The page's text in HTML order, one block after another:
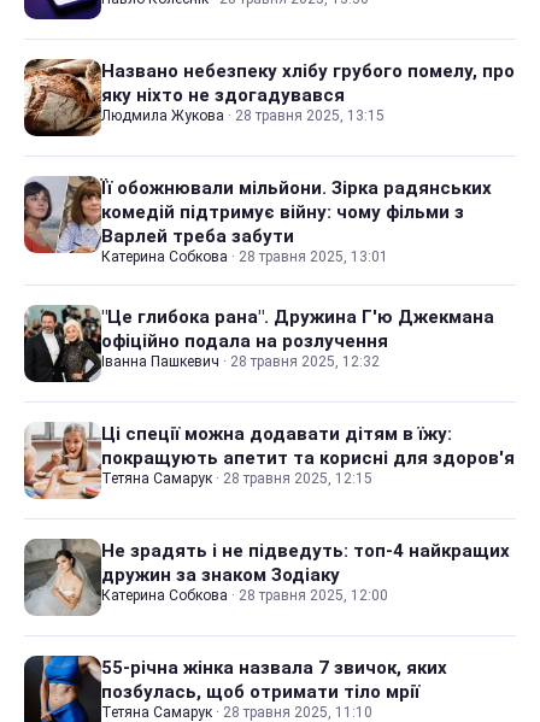
Названо небезпеку хлібу грубого помелу, про
яку ніхто не здогадувався
Людмила Жукова · 28 травня 2025, 13:15
Її обожнювали мільйони. Зірка радянських
комедій підтримує війну: чому фільми з
Варлей треба забути
Катерина Собкова · 28 травня 2025, 13:01
"Це глибока рана". Дружина Г'ю Джекмана
офіційно подала на розлучення
Іванна Пашкевич · 28 травня 2025, 12:32
Ці спеції можна додавати дітям в їжу:
покращують апетит та корисні для здоров'я
Тетяна Самарук · 28 травня 2025, 12:15
Не зрадять і не підведуть: топ-4 найкращих
дружин за знаком Зодіаку
Катерина Собкова · 28 травня 2025, 12:00
55-річна жінка назвала 7 звичок, яких
позбулась, щоб отримати тіло мрії
Тетяна Самарук · 28 травня 2025, 11:10